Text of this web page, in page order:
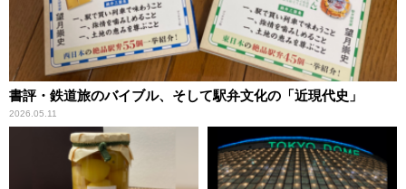
書評・鉄道旅のバイブル、そして駅弁文化の「近現代史」
2026.05.11